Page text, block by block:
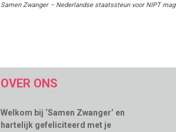
Samen Zwanger – Nederlandse staatssteun voor NIPT mag
OVER ONS
Welkom bij ‘Samen Zwanger’ en
hartelijk gefeliciteerd met je